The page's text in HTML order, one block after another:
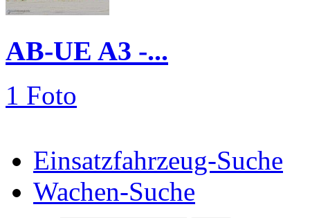
AB-UE A3 -...
1 Foto
Einsatzfahrzeug-Suche
Wachen-Suche